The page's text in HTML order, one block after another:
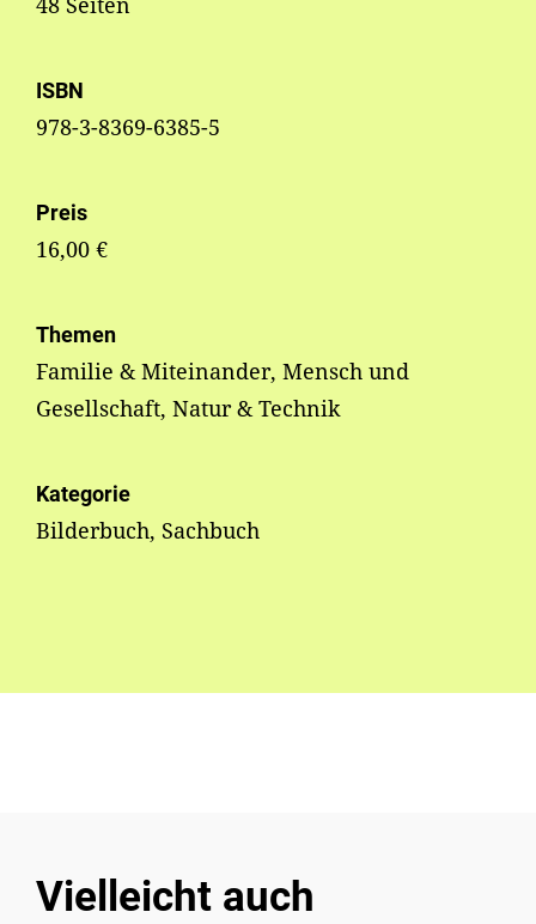
ISBN
978-3-8369-6385-5
Preis
16,00 €
Themen
Familie & Miteinander, Mensch und
Gesellschaft, Natur & Technik
Kategorie
Bilderbuch, Sachbuch
Vielleicht auch